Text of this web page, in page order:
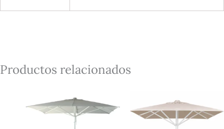
Productos relacionados